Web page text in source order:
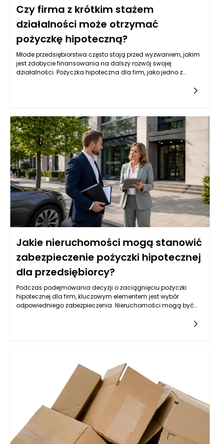
Czy firma z krótkim stażem
działalności może otrzymać
pożyczkę hipoteczną?
Młode przedsiębiorstwa często stają przed wyzwaniem, jakim
jest zdobycie finansowania na dalszy rozwój swojej
działalności. Pożyczka hipoteczna dla firm, jako jedno z
powinni zatem zrozumieć, jakie czynniki wpływają na decyzję
banków i instytucji pożyczkowych w kontekście udzielania
pożyczek hipotecznych.
Jakie nieruchomości mogą stanowić
zabezpieczenie pożyczki hipotecznej
dla przedsiębiorcy?
Podczas podejmowania decyzji o zaciągnięciu pożyczki
hipotecznej dla firm, kluczowym elementem jest wybór
odpowiedniego zabezpieczenia. Nieruchomości mogą być
przyszłościowe możliwości zysku oraz rodzaj biznesu, który
przedsiębiorca prowadzi.